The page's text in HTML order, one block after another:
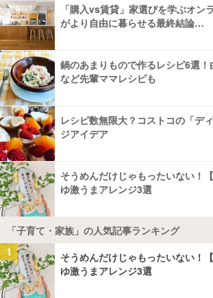
「購入vs賃貸」家選びを学ぶオン
がより自由に暮らせる最終結論…
鍋のあまりもので作るレシピ6選
など先輩ママレシピも
レシピ数無限大？コストコの「デ
ジアイデア
そうめんだけじゃもったいない！
ゆ激うまアレンジ3選
「子育て・家族」の人気記事ランキング
1
そうめんだけじゃもったいない！
ゆ激うまアレンジ3選